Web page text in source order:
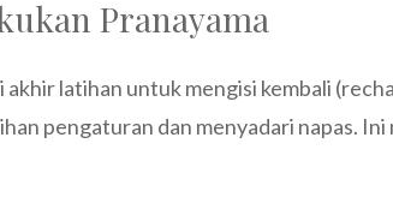
Pranayama
akhir latihan untuk mengisi kembali
pengaturan dan menyadari napas.